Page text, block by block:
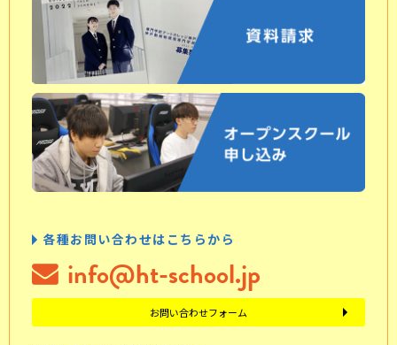
各種お問い合わせはこちらから
info@ht-school.jp
お問い合わせフォーム